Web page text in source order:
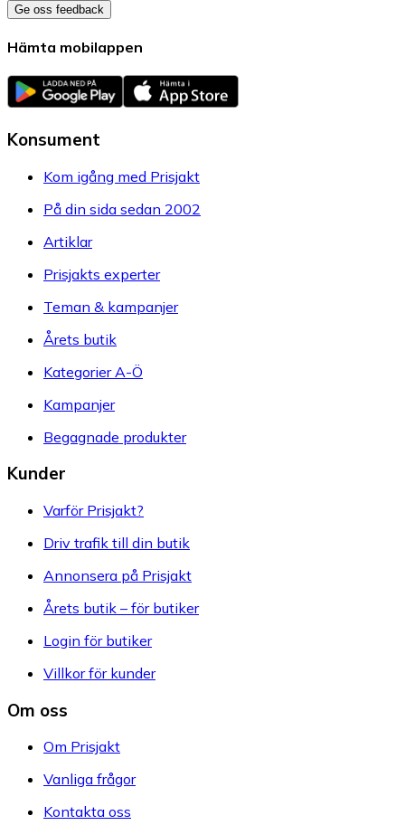
Ge oss feedback
Hämta mobilappen
Konsument
Kom igång med Prisjakt
På din sida sedan 2002
Artiklar
Prisjakts experter
Teman & kampanjer
Årets butik
Kategorier A-Ö
Kampanjer
Begagnade produkter
Kunder
Varför Prisjakt?
Driv trafik till din butik
Annonsera på Prisjakt
Årets butik – för butiker
Login för butiker
Villkor för kunder
Om oss
Om Prisjakt
Vanliga frågor
Kontakta oss